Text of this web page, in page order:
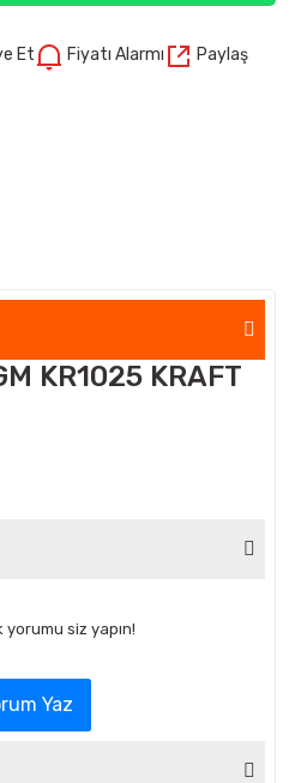
Et Fiyatı Alarmı Paylaş
KR1025 KRAFT
yorumu siz yapın!
Yaz